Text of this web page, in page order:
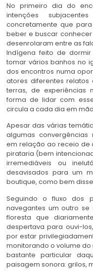
No primeiro dia do
intenções
concretamente que
beber e buscar
desenrolaram entre as
Indígena feito de
tomar vários banhos no
dos encontros numa
atores diferentes
terras, de
forma de lidar com
circula a cada dia em
Apesar das várias
algumas convergências
em relação ao receio de
pirataria (bem
irremediáveis ou
desavisados para um
boutique, como bem
Seguindo o fluxo dos
navegantes um outro
floresta que
despertava para ouvi-
por estar
monitorando o volume
bastante particular
paisagem sonora: grilos,